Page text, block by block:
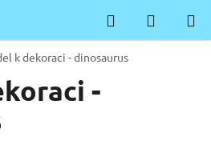
Hledat
KOŠÍK
k dekoraci - dinosaurus
-